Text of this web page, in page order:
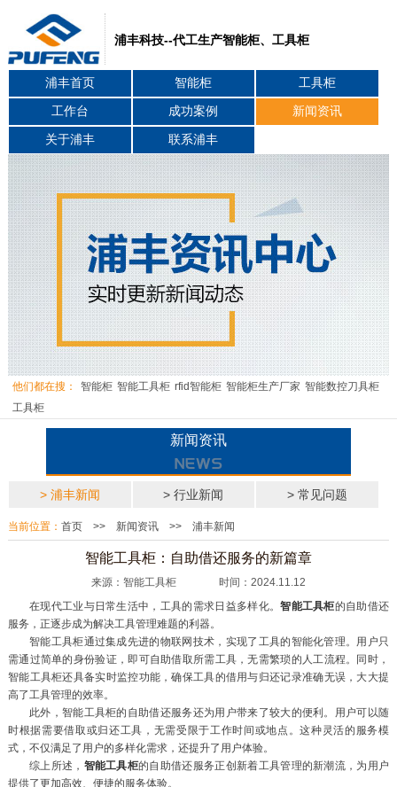
浦丰科技--代工生产智能柜、工具柜
浦丰首页 智能柜 工具柜
工作台 成功案例 新闻资讯
关于浦丰 联系浦丰
他们都在搜： 智能柜 智能工具柜 rfid智能柜 智能柜生产厂家 智能数控刀具柜
工具柜
新闻资讯
> 浦丰新闻 > 行业新闻 > 常见问题
当前位置： 首页>> 新闻资讯>> 浦丰新闻
智能工具柜：自助借还服务的新篇章
来源：智能工具柜 时间：2024.11.12
在现代工业与日常生活中，工具的需求日益多样化。智能工具柜的自助借还
服务，正逐步成为解决工具管理难题的利器。
智能工具柜通过集成先进的物联网技术，实现了工具的智能化管理。用户只
需通过简单的身份验证，即可自助借取所需工具，无需繁琐的人工流程。同时，
智能工具柜还具备实时监控功能，确保工具的借用与归还记录准确无误，大大提
高了工具管理的效率。
此外，智能工具柜的自助借还服务还为用户带来了较大的便利。用户可以随
时根据需要借取或归还工具，无需受限于工作时间或地点。这种灵活的服务模
式，不仅满足了用户的多样化需求，还提升了用户体验。
综上所述， 智能工具柜的自助借还服务正创新着工具管理的新潮流，为用户
提供了更加高效、便捷的服务体验。